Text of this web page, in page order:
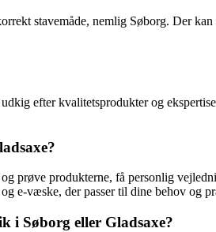
stavemåde, nemlig Søborg. Der
efter kvalitetsprodukter og
prøve produkterne, få personlig
e-væske, der passer til dine behov og
i Søborg eller Gladsaxe?